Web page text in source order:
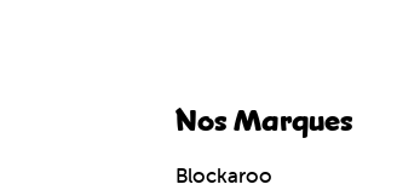
Nos Marques
Blockaroo